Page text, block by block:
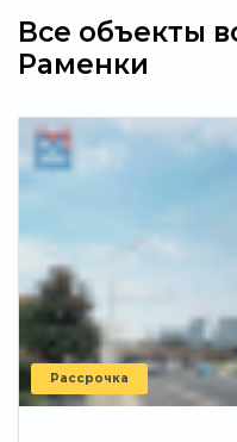
Все объекты
Раменки
Рассрочка